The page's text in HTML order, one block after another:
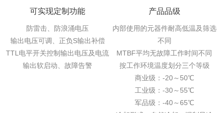
可实现定制功能
防雷击、防浪涌电压
输出电压可调、正负S输出补偿
TTL电平开关控制输出电压及电流
输出软启动、故障告警
产品品级
内部使用的元器件耐高低温及筛选
不同
MTBF平均无故障工作时间不同
按工作环境温度划分三个等级
商业级：-20～50℃
工业级：-30～55℃
军品级：-40～65℃